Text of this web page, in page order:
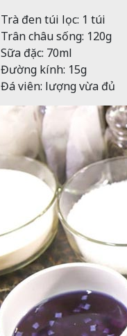
Trà đen túi lọc: 1 túi
Trân châu sống: 120g
Sữa đặc: 70ml
Đường kính: 15g
Đá viên: lượng vừa đủ